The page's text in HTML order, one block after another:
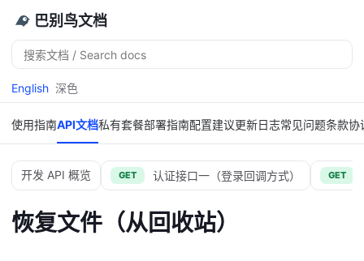
巴别鸟文档
搜
索
English 深色
使用指南API文档私有套餐部署指南配置建议更新日志常见问题条款协
开发 API 概览 GET 认证接口一（登录回调方式） GET
恢复文件（从回收站）